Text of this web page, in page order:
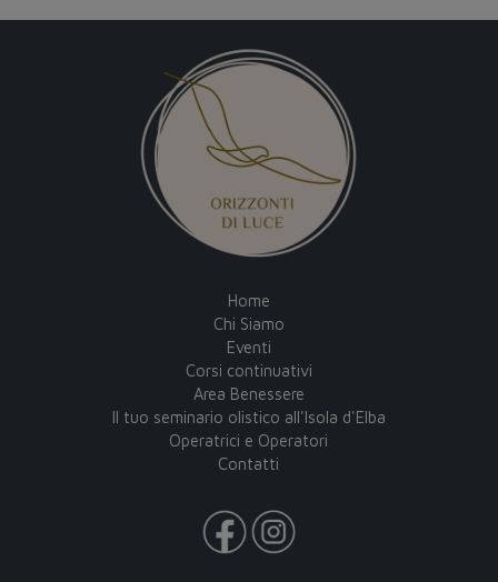
Home
Chi Siamo
Eventi
Corsi continuativi
Area Benessere
Il tuo seminario olistico all'Isola d'Elba
Operatrici e Operatori
Contatti